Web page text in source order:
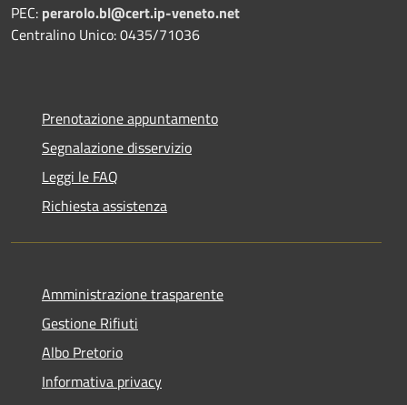
PEC: perarolo.bl@cert.ip-veneto.net
Centralino Unico: 0435/71036
Prenotazione appuntamento
Segnalazione disservizio
Leggi le FAQ
Richiesta assistenza
Amministrazione trasparente
Gestione Rifiuti
Albo Pretorio
Informativa privacy